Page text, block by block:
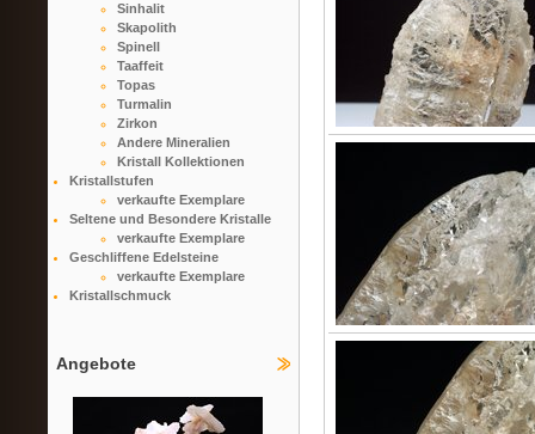
Sinhalit
Skapolith
Spinell
Taaffeit
Topas
Turmalin
Zirkon
Andere Mineralien
Kristall Kollektionen
Kristallstufen
verkaufte Exemplare
Seltene und Besondere Kristalle
verkaufte Exemplare
Geschliffene Edelsteine
verkaufte Exemplare
Kristallschmuck
Angebote